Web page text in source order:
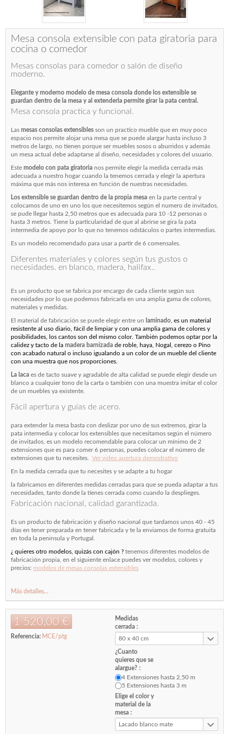
Mesa consola extensible con pata giratoria para
cocina o comedor
Mesas consolas para comedor o salón de diseño
moderno.
Elegante y moderno modelo de mesa consola donde los extensible se
guardan dentro de la mesa y al extenderla permite girar la pata central.
Mesa consola practica y funcional.
Las mesas consolas extensibles son un practico mueble que en muy poco
espacio nos permite alojar una mesa que se puede alargar hasta incluso 3
metros de largo, no tienen porque ser muebles sosos o aburridos y además
un mesa actual debe adaptarse al diseño, necesidades y colores del usuario.
Este modelo con pata giratoria nos permite elegir la medida cerrada más
adecuada a nuestro hogar cuando la tenemos cerrada y elegir la apertura
máxima que más nos interesa en función de nuestras necesidades.
Los extensible se guardan dentro de la propia mesa en la parte central y
colocamos de uno en uno los que necesitemos según el numero de invitados,
se pude llegar hasta 2,50 metros que es adecuada para 10 -12 personas o
hasta 3 metros. Tiene la particularidad de que al abrirse se gira la pata
intermedia de apoyo por lo que no tenemos odstáculos o partes intermedias.
Es un modelo recomendado para usar a partir de 6 comensales.
Diferentes materiales y colores según tus gustos o
necesidades. en blanco, madera, halifax..
Es un producto que se fabrica por encargo de cada cliente según sus
necesidades por lo que podemos fabricarla en una amplia gama de colores,
materiales y medidas.
El material de fabricación se puede elegir entre un laminado , es un material
resistente al uso diario, fácil de limpiar y con una amplia gama de colores y
posibilidades, los cantos son del mismo color. También podemos optar por la
calidez y tacto de la madera barnizada de roble, haya, Nogal, cerezo o Pino
con acabado natural o incluso igualando a un color de un mueble del cliente
con una muestra que nos proporciones.
La laca es de tacto suave y agradable de alta calidad se puede elegir desde un
blanco a cualquier tono de la carta o también con una muestra imitar el color
de un muebles ya existente.
Fácil apertura y guías de acero.
para extender la mesa basta con deslizar por uno de sus extremos, girar la
pata intermedia y colocar los extensibles que necesitamos según el número
de invitados, es un modelo recomendable para colocar un mínimo de 2
extensiones que es para comer 6 personas, puedes colocar el número de
extensiones que tu necesites. Ver video apertura demostrativo
En la medida cerrada que tu necesites y se adapte a tu hogar
la fabricamos en diferentes medidas cerradas para que se pueda adaptar a tus
necesidades, tanto donde la tienes cerrada como cuando la desplieges.
Fabricación nacional, calidad garantizada.
Es un producto de fabricación y diseño nacional que tardamos unos 40 - 45
días en tener preparada en tener fabricada y te la enviamos de forma gratuita
en toda la peninsula y Portugal.
¿ quieres otro modelos, quizás con cajón ? tenemos diferentes modelos de
fabricación propia, en el siguiente enlace puedes ver modelos, colores y
precios: modelos de mesas consolas extensibles
Más detalles...
Medidas
cerrada :
80 x 40 cm
¿Cuanto
quieres que se
alargue? :
4 Extensiones hasta 2,50 m
5 Extensiones hasta 3 m
Elige el color y
material de la
mesa :
Lacado blanco mate
1 520,00 €
Referencia: MCE/ptg